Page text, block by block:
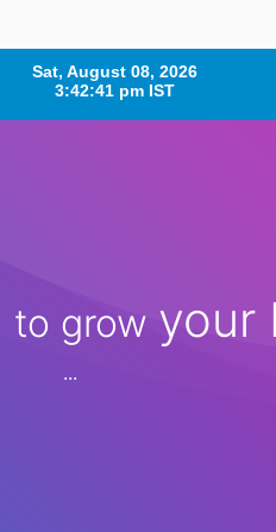
to grow your
...